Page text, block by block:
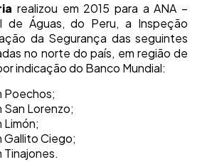
realizou em 2015 para a ANA –
de Águas, do Peru, a Inspeção
da Segurança das seguintes
no norte do país, em região de
indicação do Banco Mundial:
Poechos;
San Lorenzo;
Limón;
Gallito Ciego;
Tinajones.